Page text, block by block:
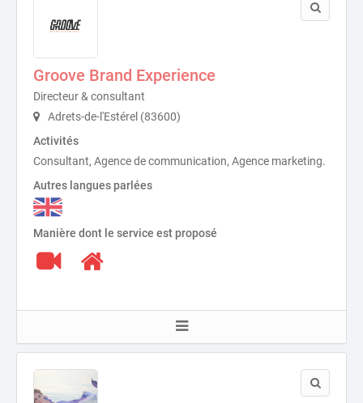
Groove Brand Experience
Directeur & consultant
Adrets-de-l'Estérel (83600)
Activités
Consultant, Agence de communication, Agence marketing.
Autres langues parlées
Manière dont le service est proposé